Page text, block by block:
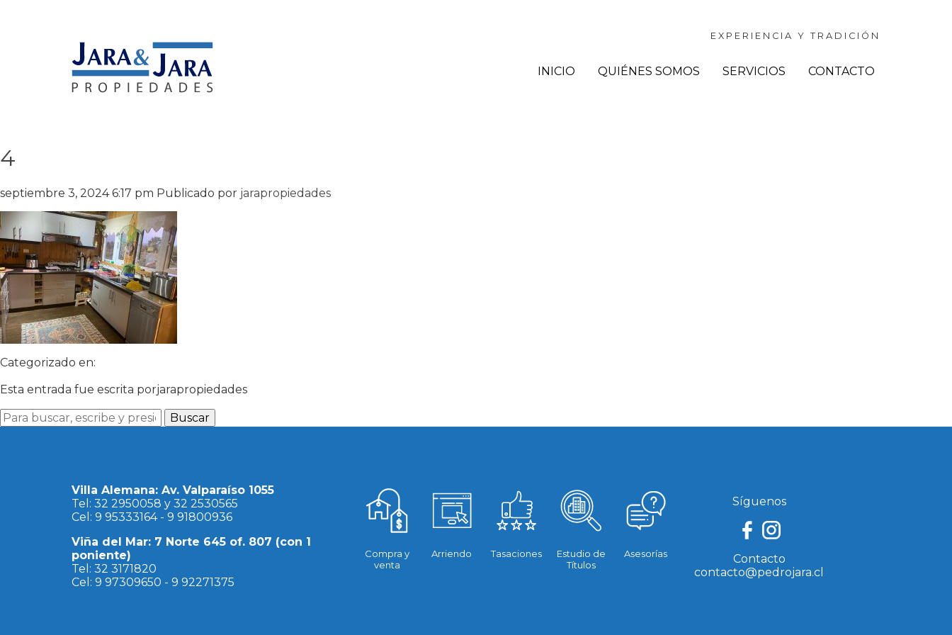
EXPERIENCIA Y TRADICIÓN
INICIO QUIÉNES SOMOS SERVICIOS CONTACTO
4
septiembre 3, 2024 6:17 pm Publicado por jarapropiedades
Categorizado en:
Esta entrada fue escrita porjarapropiedades
Buscar
Villa Alemana: Av. Valparaíso 1055
Tel: 32 2950058 y 32 2530565
Cel: 9 95333164 - 9 91800936
Viña del Mar: 7 Norte 645 of. 807 (con 1
poniente)
Tel: 32 3171820
Cel: 9 97309650 - 9 92271375
Compra y
venta
Arriendo Tasaciones
Estudio de
Títulos
Asesorías
Síguenos
Contacto
contacto@pedrojara.cl